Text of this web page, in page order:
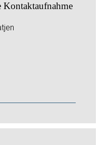
Kontaktaufnahme